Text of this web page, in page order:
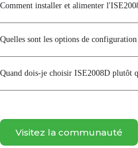
Certifications
Assurance
Réglages
Protection
Comment installer et alimenter
Quelles sont les options de
Quand dois-je choisir ISE2008D plutôt
Visitez la communauté